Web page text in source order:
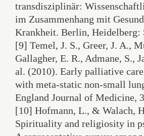
transdisziplinär:
im Zusammenhang mit
Krankheit. Berlin, Heidelberg:
[9] Temel, J. S., Greer, J. A.,
Gallagher, E. R., Admane, S.,
al. (2010). Early palliative
with meta-static non-small
England Journal of Medicine,
[10] Hofmann, L., & Walach,
Spirituality and religiosity in